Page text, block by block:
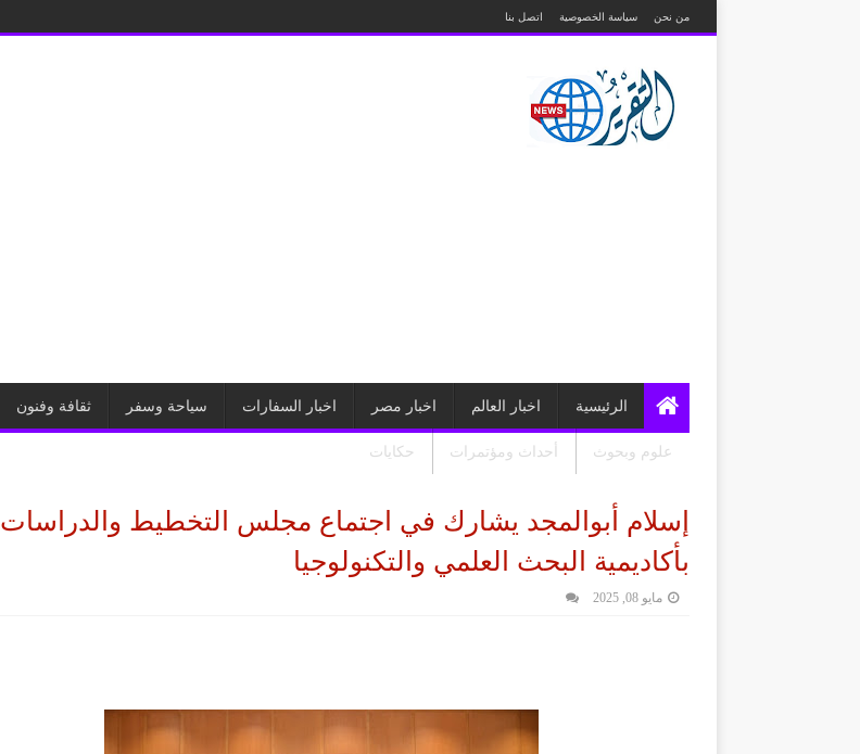
من نحن سياسة الخصوصية اتصل بنا
الرئيسية اخبار العالم اخبار مصر اخبار السفارات سياحة وسفر ثقافة وفنون
علوم وبحوث أحداث ومؤتمرات حكايات
إسلام أبوالمجد يشارك في اجتماع مجلس التخطيط والدراسات
بأكاديمية البحث العلمي والتكنولوجيا
مايو 08, 2025